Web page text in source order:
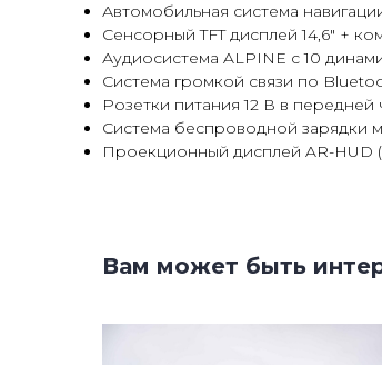
Автомобильная система
Сенсорный TFT дисплей 14,6" +
Аудиосистема ALPINE с 10
Система громкой связи по
Розетки питания 12 В в
Система беспроводной зарядки
Проекционный дисплей AR-
Вам может быть